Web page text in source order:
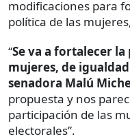
modificaciones para
política de las
“Se va a fortalecer
mujeres, de
senadora Malú
propuesta y nos
participación de las
electorales”.